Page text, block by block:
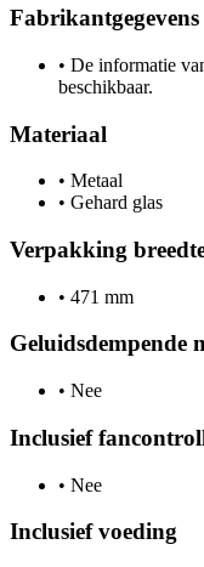
Fabrikantgegevens
• De informatie
beschikbaar.
Materiaal
• Metaal
• Gehard glas
Verpakking
• 471 mm
Geluidsdempende
• Nee
Inclusief
• Nee
Inclusief voeding